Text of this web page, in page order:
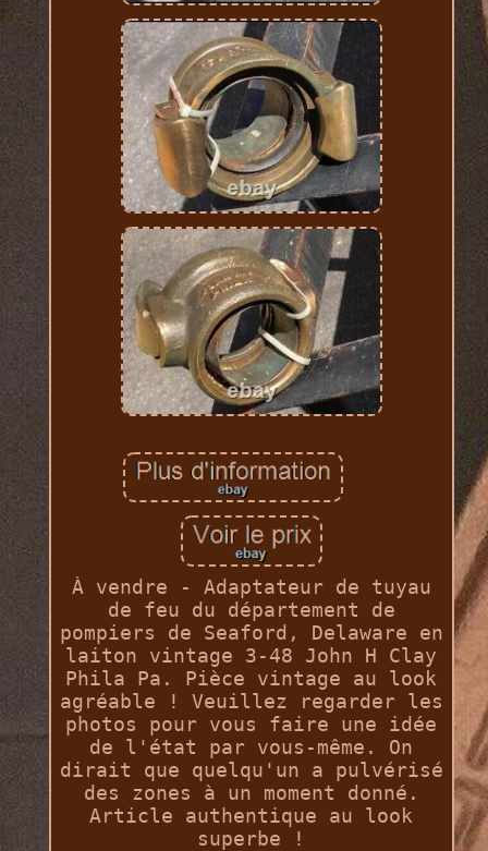
À vendre - Adaptateur de tuyau
de feu du département de
pompiers de Seaford, Delaware en
laiton vintage 3-48 John H Clay
Phila Pa. Pièce vintage au look
agréable ! Veuillez regarder les
photos pour vous faire une idée
de l'état par vous-même. On
dirait que quelqu'un a pulvérisé
des zones à un moment donné.
Article authentique au look
superbe !